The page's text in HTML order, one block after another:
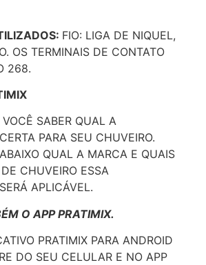
FIO: LIGA DE NIQUEL,
OS TERMINAIS DE CONTATO
268.
SABER QUAL A
PARA SEU CHUVEIRO.
QUAL A MARCA E QUAIS
CHUVEIRO ESSA
APLICÁVEL.
O APP PRATIMIX.
PRATIMIX PARA ANDROID
DO SEU CELULAR E NO APP